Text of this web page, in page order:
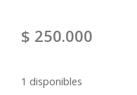
$ 250.000
1 disponibles